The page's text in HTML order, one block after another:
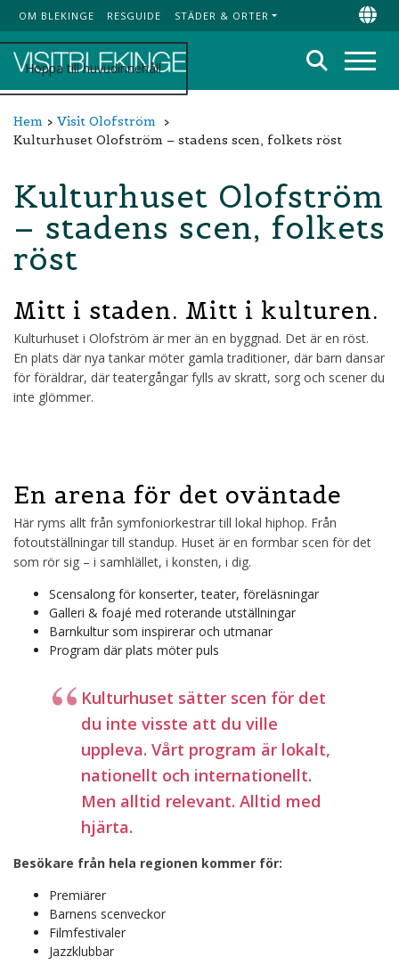
Hoppa till huvudinnehåll
Top Menu
OM BLEKINGE RESGUIDE STÄDER & ORTER
Sök
Hem
Visit Olofström
Kulturhuset Olofström – stadens scen, folkets röst
Kulturhuset Olofström
– stadens scen, folkets
röst
Mitt i staden. Mitt i kulturen.
Kulturhuset i Olofström är mer än en byggnad. Det är en röst.
En plats där nya tankar möter gamla traditioner, där barn dansar
för föräldrar, där teatergångar fylls av skratt, sorg och scener du
inte glömmer.
En arena för det oväntade
Här ryms allt från symfoniorkestrar till lokal hiphop. Från
fotoutställningar till standup. Huset är en formbar scen för det
som rör sig – i samhlället, i konsten, i dig.
Scensalong för konserter, teater, föreläsningar
Galleri & foajé med roterande utställningar
Barnkultur som inspirerar och utmanar
Program där plats möter puls
Kulturhuset sätter scen för det
du inte visste att du ville
uppleva. Vårt program är lokalt,
nationellt och internationellt.
Men alltid relevant. Alltid med
hjärta.
Besökare från hela regionen kommer för:
Premiärer
Barnens scenveckor
Filmfestivaler
Jazzklubbar